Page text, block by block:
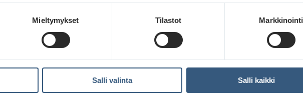
Mieltymykset Tilastot Markkinointi
Salli valinta Salli kaikki
koska sarjan VAC-luku (Visibility Adjusted Contact) on jopa